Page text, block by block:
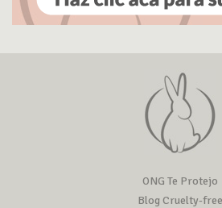
ONG Te Protejo
Blog Cruelty-free